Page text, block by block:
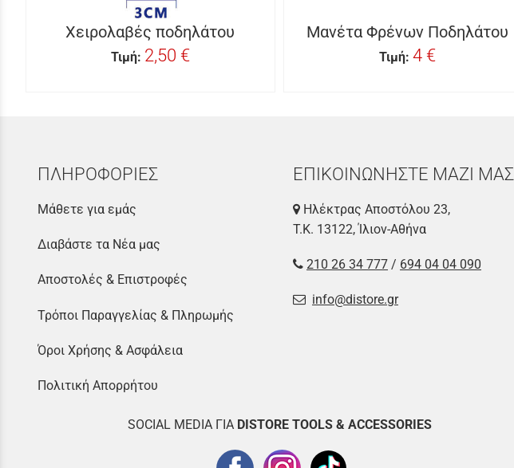
Χειρολαβές ποδηλάτου
Τιμή: 2,50 €
Μανέτα Φρένων Ποδηλάτου
Τιμή: 4 €
ΠΛΗΡΟΦΟΡΙΕΣ
Μάθετε για εμάς
Διαβάστε τα Νέα μας
Αποστολές & Επιστροφές
Τρόποι Παραγγελίας & Πληρωμής
Όροι Χρήσης & Ασφάλεια
Πολιτική Απορρήτου
ΕΠΙΚΟΙΝΩΝΗΣΤΕ ΜΑΖΙ ΜΑΣ
Ηλέκτρας Αποστόλου 23,
Τ.Κ. 13122, Ίλιον-Αθήνα
210 26 34 777 / 694 04 04 090
info@distore.gr
SOCIAL MEDIA ΓΙΑ DISTORE TOOLS & ACCESSORIES